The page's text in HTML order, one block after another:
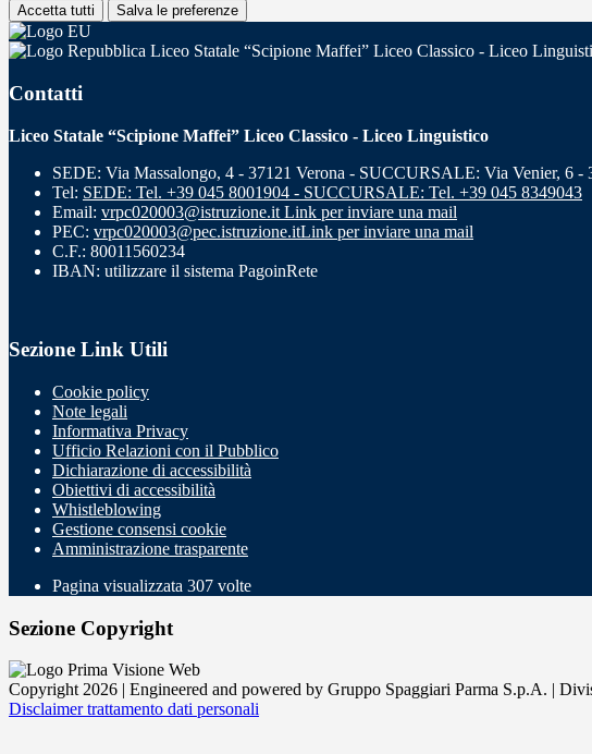
Accetta tutti Salva le preferenze
Liceo Statale “Scipione Maffei” Liceo Classico - Liceo
Contatti
Liceo Statale “Scipione Maffei” Liceo Classico - Liceo Linguistico
SEDE: Via Massalongo, 4 - 37121 Verona - SUCCURSALE: Via Venier, 6 -
Tel: SEDE: Tel. +39 045 8001904 - SUCCURSALE: Tel. +39 045 8349043
Email: vrpc020003@istruzione.it Link per inviare una mail
PEC: vrpc020003@pec.istruzione.itLink per inviare una mail
C.F.: 80011560234
IBAN: utilizzare il sistema PagoinRete
Sezione Link Utili
Cookie policy
Note legali
Informativa Privacy
Ufficio Relazioni con il Pubblico
Dichiarazione di accessibilità
Obiettivi di accessibilità
Whistleblowing
Gestione consensi cookie
Amministrazione trasparente
Pagina visualizzata 307 volte
Sezione Copyright
Copyright 2026 | Engineered and powered by Gruppo Spaggiari Parma S.p.A. |
Disclaimer trattamento dati personali